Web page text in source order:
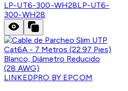
LP-UT6-300-WH28LP-UT6-
300-WH28
LINKEDPRO BY EPCOM